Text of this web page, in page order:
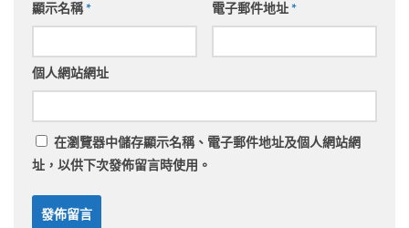
顯示名稱* 電子郵件地址*
個人網站網址
在瀏覽器中儲存顯示名稱、電子郵件地址及個人網站網
址，以供下次發佈留言時使用。